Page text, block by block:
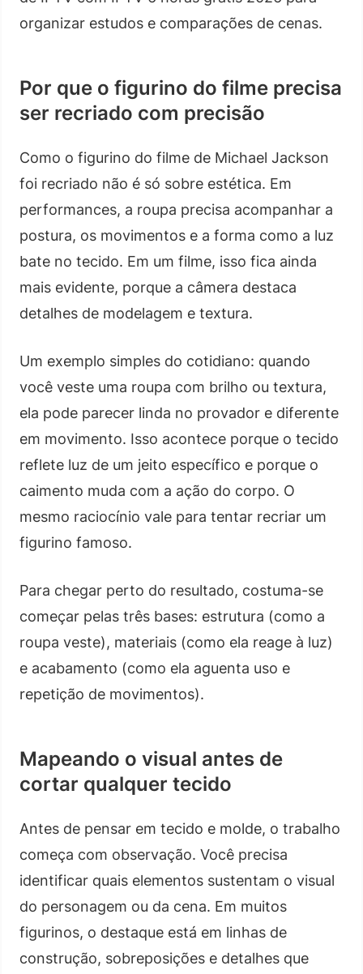
organizar estudos e comparações de cenas.
Por que o figurino do filme precisa
ser recriado com precisão
Como o figurino do filme de Michael Jackson
foi recriado não é só sobre estética. Em
performances, a roupa precisa acompanhar a
postura, os movimentos e a forma como a luz
bate no tecido. Em um filme, isso fica ainda
mais evidente, porque a câmera destaca
detalhes de modelagem e textura.
Um exemplo simples do cotidiano: quando
você veste uma roupa com brilho ou textura,
ela pode parecer linda no provador e diferente
em movimento. Isso acontece porque o tecido
reflete luz de um jeito específico e porque o
caimento muda com a ação do corpo. O
mesmo raciocínio vale para tentar recriar um
figurino famoso.
Para chegar perto do resultado, costuma-se
começar pelas três bases: estrutura (como a
roupa veste), materiais (como ela reage à luz)
e acabamento (como ela aguenta uso e
repetição de movimentos).
Mapeando o visual antes de
cortar qualquer tecido
Antes de pensar em tecido e molde, o trabalho
começa com observação. Você precisa
identificar quais elementos sustentam o visual
do personagem ou da cena. Em muitos
figurinos, o destaque está em linhas de
construção, sobreposições e detalhes que